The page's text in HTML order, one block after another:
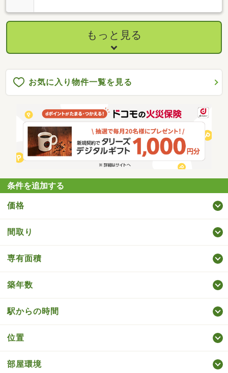
ンション前にフラットバスの停留所があり、金沢駅、
近江町市場にアクセス可能■リフォーム歴■ 2026年9
月末◎水廻り新規交換（キッチン・洗面・浴室・トイ
レ・ガス給湯器）◎床・壁・天井（クロス・塗装
等）・窓枠塗装・建具交換◎全室クロス張替え（一部
温泉使用料：3000円/月敷地内ガレージ承継可能：
16100円+電気代/月敷地外月極駐車場承継可能：7000
もっと見る
お気に入り物件一覧を見る
条件を追加する
価格
間取り
専有面積
築年数
駅からの時間
位置
部屋環境